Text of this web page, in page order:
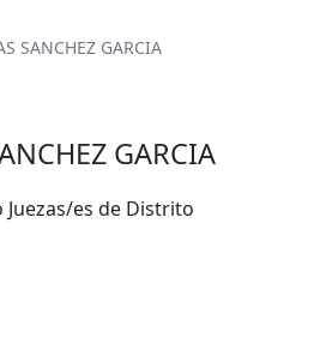
SANCHEZ GARCIA
GARCIA
Juezas/es de Distrito